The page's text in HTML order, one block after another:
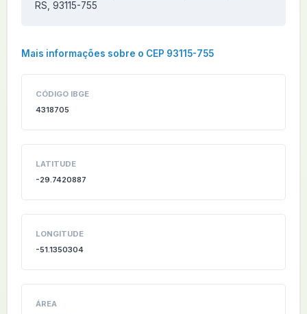
RS, 93115-755
Mais informações sobre o CEP 93115-755
CÓDIGO IBGE
4318705
LATITUDE
-29.7420887
LONGITUDE
-51.1350304
ÁREA